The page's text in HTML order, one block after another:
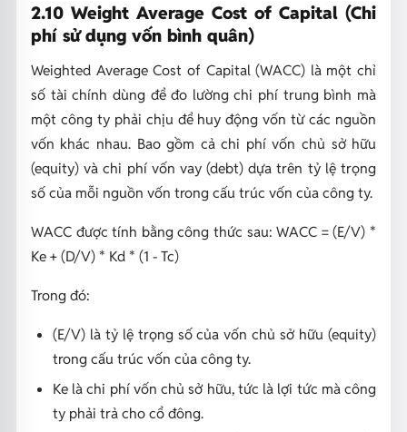
2.10 Weight Average Cost of Capital (Chi
phí sử dụng vốn bình quân)
Weighted Average Cost of Capital (WACC) là một chỉ
số tài chính dùng để đo lường chi phí trung bình mà
một công ty phải chịu để huy động vốn từ các nguồn
vốn khác nhau. Bao gồm cả chi phí vốn chủ sở hữu
(equity) và chi phí vốn vay (debt) dựa trên tỷ lệ trọng
số của mỗi nguồn vốn trong cấu trúc vốn của công ty.
WACC được tính bằng công thức sau: WACC = (E/V) *
Ke + (D/V) * Kd * (1 - Tc)
Trong đó:
(E/V) là tỷ lệ trọng số của vốn chủ sở hữu (equity)
trong cấu trúc vốn của công ty.
Ke là chi phí vốn chủ sở hữu, tức là lợi tức mà công
ty phải trả cho cổ đông.